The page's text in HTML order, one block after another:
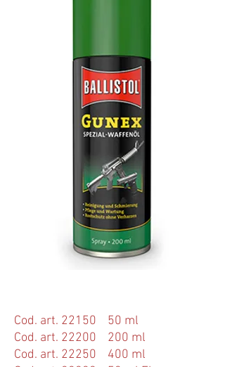
Cod. art. 22150 50 ml
Cod. art. 22200 200 ml
Cod. art. 22250 400 ml